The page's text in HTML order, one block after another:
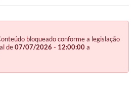
bloqueado conforme a legislação
de07/07/2026 - 12:00:00a